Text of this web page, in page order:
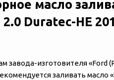
масло
2.0 Duratec-HE
изготовителя «‎‎Ford
заливать масло